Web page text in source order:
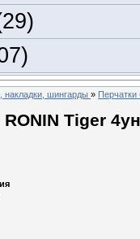
накладки, шингарды » Перчатки
RONIN Tiger